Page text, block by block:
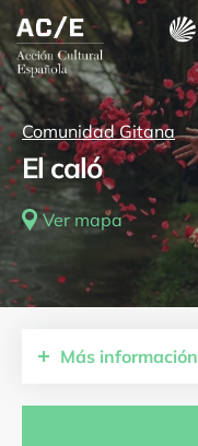
Comunidad Gitana
El caló
Ver mapa
Más información
Aragón